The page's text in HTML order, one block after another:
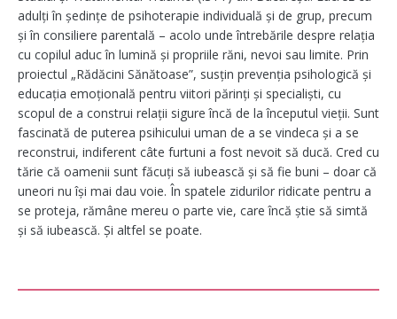
adulți în ședințe de psihoterapie individuală și de grup, precum
și în consiliere parentală – acolo unde întrebările despre relația
cu copilul aduc în lumină și propriile răni, nevoi sau limite. Prin
proiectul „Rădăcini Sănătoase”, susțin prevenția psihologică și
educația emoțională pentru viitori părinți și specialiști, cu
scopul de a construi relații sigure încă de la începutul vieții. Sunt
fascinată de puterea psihicului uman de a se vindeca și a se
reconstrui, indiferent câte furtuni a fost nevoit să ducă. Cred cu
tărie că oamenii sunt făcuți să iubească și să fie buni – doar că
uneori nu își mai dau voie. În spatele zidurilor ridicate pentru a
se proteja, rămâne mereu o parte vie, care încă știe să simtă
și să iubească. Și altfel se poate.